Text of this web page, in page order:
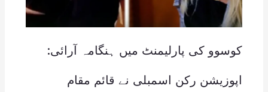
کوسوو کی پارلیمنٹ میں ہنگامہ آرائی:
اپوزیشن رکن اسمبلی نے قائم مقام